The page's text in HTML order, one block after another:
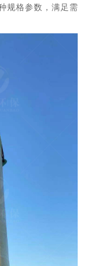
规格参数，满足需